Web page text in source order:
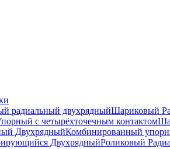
радиальный двухрядныйШариковый
с четырёхточечным контактом
ДвухрядныйКомбинированный
ДвухрядныйРоликовый